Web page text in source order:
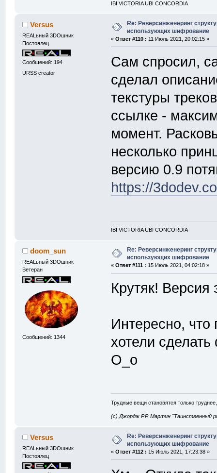
IBI VICTORIA UBI CONCORDIA
Versus
REALьный 3DOшник
Постоялец
Сообщений: 194
URSS creator
Re: Реверсинженеринг
использующих шифрование
«Ответ #110 : 11 Июль 2021, 20:02:15 »
Сам спросил,
сделал
текстуры
ссылке -
момент.
несколько
версию 0.9
https://
IBI VICTORIA UBI CONCORDIA
doom_sun
REALьный 3DOшник
Ветеран
Сообщений: 1344
Re: Реверсинженеринг
использующих шифрование
«Ответ #111 : 15 Июль 2021, 04:02:18 »
Крутяк!
Интересно,
хотели
О_о
Трудные вещи становятся только
(с) Джордж Р.Р. Мартин "Таинственный
Versus
REALьный 3DOшник
Постоялец
Re: Реверсинженеринг
использующих шифрование
«Ответ #112 : 15 Июль 2021, 17:23:38 »